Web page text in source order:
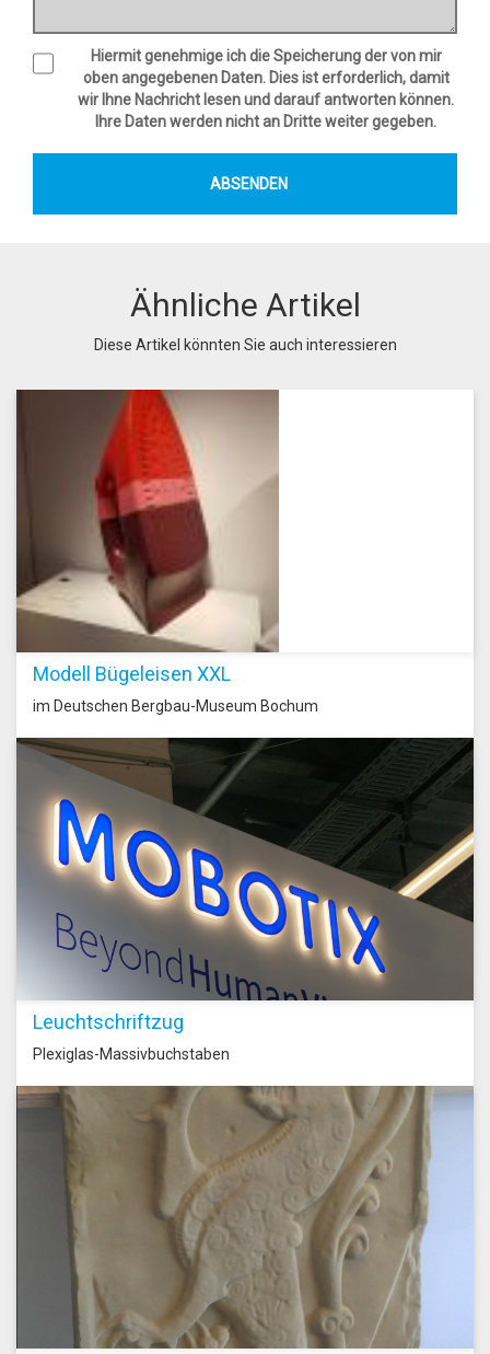
Hiermit genehmige ich die Speicherung der von mir
oben angegebenen Daten. Dies ist erforderlich, damit
wir Ihne Nachricht lesen und darauf antworten können.
Ihre Daten werden nicht an Dritte weiter gegeben.
Ähnliche Artikel
Diese Artikel könnten Sie auch interessieren
Modell Bügeleisen XXL
im Deutschen Bergbau-Museum Bochum
Leuchtschriftzug
Plexiglas-Massivbuchstaben